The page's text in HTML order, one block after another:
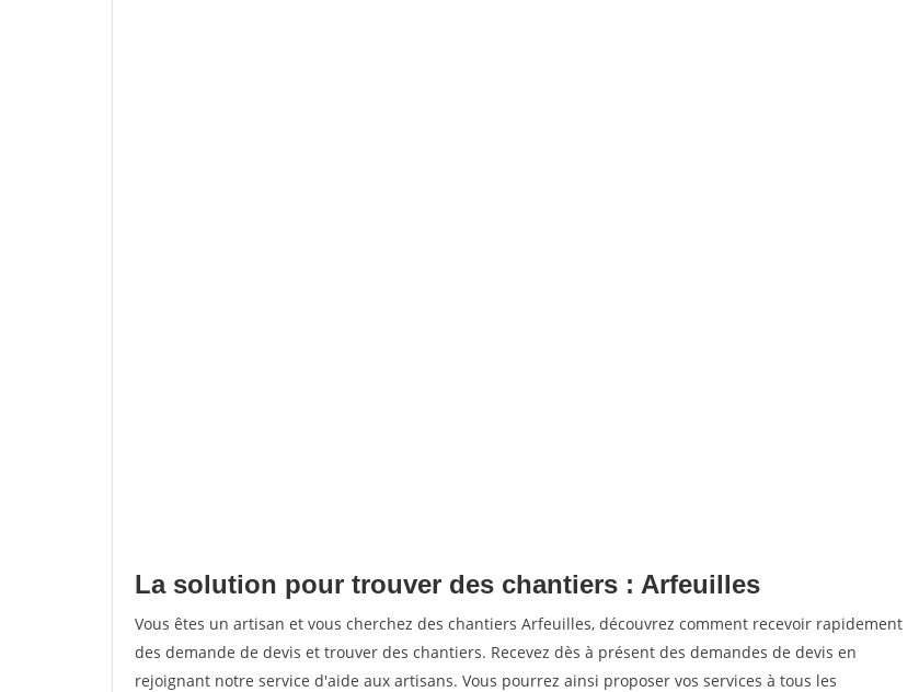
La solution pour trouver des chantiers : Arfeuilles
Vous êtes un artisan et vous cherchez des chantiers Arfeuilles, découvrez comment recevoir rapidement
des demande de devis et trouver des chantiers. Recevez dès à présent des demandes de devis en
rejoignant notre service d'aide aux artisans. Vous pourrez ainsi proposer vos services à tous les